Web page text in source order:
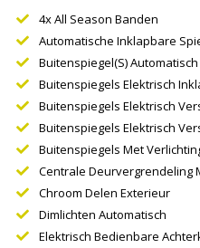
4x All Season Banden
Automatische Inklapbare
Buitenspiegel(s)
Buitenspiegels Elektrisch
Buitenspiegels Elektrisch
Buitenspiegels Elektrisch
Buitenspiegels Met
Centrale Deurvergrendeling
Chroom Delen Exterieur
Dimlichten Automatisch
Elektrisch Bedienbare